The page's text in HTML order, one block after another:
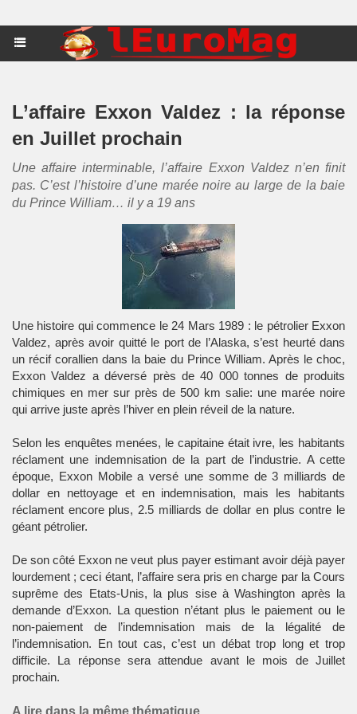
L’affaire Exxon Valdez : la réponse
en Juillet prochain
Une affaire interminable, l’affaire Exxon Valdez n’en finit
pas. C’est l’histoire d’une marée noire au large de la baie
du Prince William… il y a 19 ans
Une histoire qui commence le 24 Mars 1989 : le pétrolier Exxon
Valdez, après avoir quitté le port de l’Alaska, s’est heurté dans
un récif corallien dans la baie du Prince William. Après le choc,
Exxon Valdez a déversé près de 40 000 tonnes de produits
chimiques en mer sur près de 500 km salie: une marée noire
qui arrive juste après l’hiver en plein réveil de la nature.
Selon les enquêtes menées, le capitaine était ivre, les habitants
réclament une indemnisation de la part de l’industrie. A cette
époque, Exxon Mobile a versé une somme de 3 milliards de
dollar en nettoyage et en indemnisation, mais les habitants
réclament encore plus, 2.5 milliards de dollar en plus contre le
géant pétrolier.
De son côté Exxon ne veut plus payer estimant avoir déjà payer
lourdement ; ceci étant, l’affaire sera pris en charge par la Cours
suprême des Etats-Unis, la plus sise à Washington après la
demande d’Exxon. La question n’étant plus le paiement ou le
non-paiement de l’indemnisation mais de la légalité de
l’indemnisation. En tout cas, c’est un débat trop long et trop
difficile. La réponse sera attendue avant le mois de Juillet
prochain.
A lire dans la même thématique